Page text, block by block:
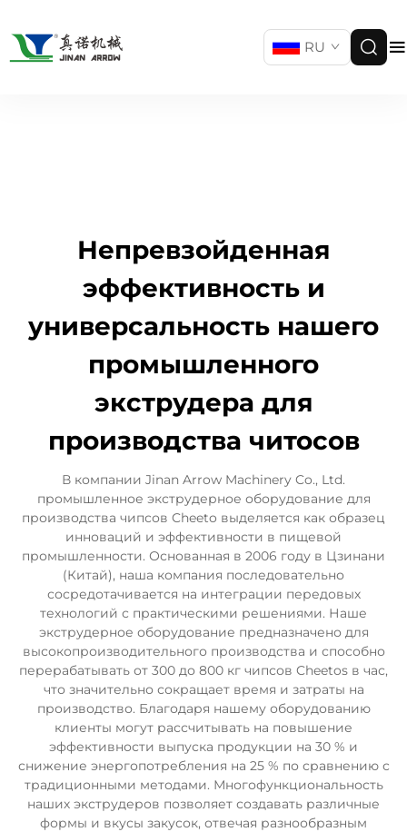
RU
Непревзойденная
эффективность и
универсальность нашего
промышленного
экструдера для
производства читосов
В компании Jinan Arrow Machinery Co., Ltd.
промышленное экструдерное оборудование для
производства чипсов Cheeto выделяется как образец
инноваций и эффективности в пищевой
промышленности. Основанная в 2006 году в Цзинани
(Китай), наша компания последовательно
сосредотачивается на интеграции передовых
технологий с практическими решениями. Наше
экструдерное оборудование предназначено для
высокопроизводительного производства и способно
перерабатывать от 300 до 800 кг чипсов Cheetos в час,
что значительно сокращает время и затраты на
производство. Благодаря нашему оборудованию
клиенты могут рассчитывать на повышение
эффективности выпуска продукции на 30 % и
снижение энергопотребления на 25 % по сравнению с
традиционными методами. Многофункциональность
наших экструдеров позволяет создавать различные
формы и вкусы закусок, отвечая разнообразным